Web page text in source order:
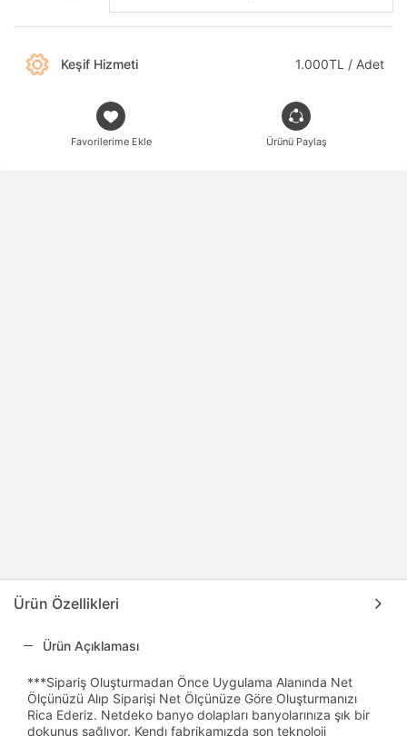
Keşif Hizmeti 1.000TL / Adet
Favorilerime Ekle Ürünü Paylaş
Ürün Özellikleri
Ürün Açıklaması
***Sipariş Oluşturmadan Önce Uygulama Alanında Net
Ölçünüzü Alıp Siparişi Net Ölçünüze Göre Oluşturmanızı
Rica Ederiz. Netdeko banyo dolapları banyolarınıza şık bir
dokunuş sağlıyor. Kendı fabrikamızda son teknoloji